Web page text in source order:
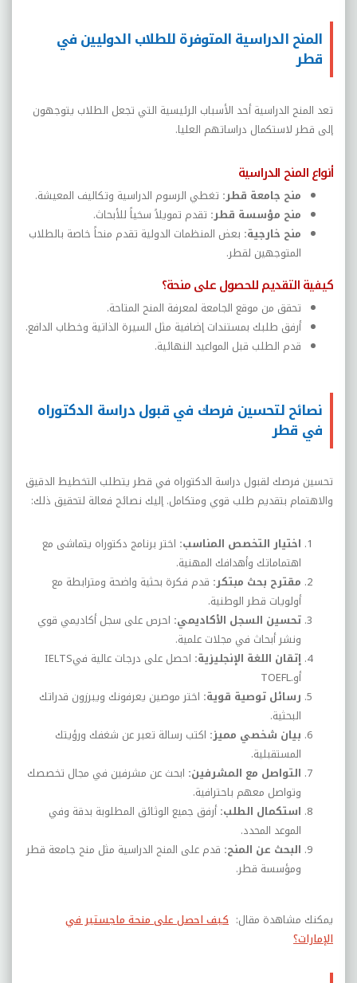
المنح الدراسية المتوفرة للطلاب الدوليين في
قطر
تعد المنح الدراسية أحد الأسباب الرئيسية التي تجعل الطلاب يتوجهون
إلى قطر لاستكمال دراساتهم العليا.
أنواع المنح الدراسية
منح جامعة قطر: تغطي الرسوم الدراسية وتكاليف المعيشة.
منح مؤسسة قطر: تقدم تمويلاً سخياً للأبحاث.
منح خارجية: بعض المنظمات الدولية تقدم منحاً خاصة بالطلاب
المتوجهين لقطر.
كيفية التقديم للحصول على منحة؟
تحقق من موقع الجامعة لمعرفة المنح المتاحة.
أرفق طلبك بمستندات إضافية مثل السيرة الذاتية وخطاب الدافع.
قدم الطلب قبل المواعيد النهائية.
نصائح لتحسين فرصك في قبول دراسة الدكتوراه
في قطر
تحسين فرصك لقبول دراسة الدكتوراه في قطر يتطلب التخطيط الدقيق
والاهتمام بتقديم طلب قوي ومتكامل. إليك نصائح فعالة لتحقيق ذلك:
اختيار التخصص المناسب: اختر برنامج دكتوراه يتماشى مع
اهتماماتك وأهدافك المهنية.
مقترح بحث مبتكر: قدم فكرة بحثية واضحة ومترابطة مع
أولويات قطر الوطنية.
تحسين السجل الأكاديمي: احرص على سجل أكاديمي قوي
ونشر أبحاث في مجلات علمية.
إتقان اللغة الإنجليزية: احصل على درجات عالية فيIELTS
أوTOEFL.
رسائل توصية قوية: اختر موصين يعرفونك ويبرزون قدراتك
البحثية.
بيان شخصي مميز: اكتب رسالة تعبر عن شغفك ورؤيتك
المستقبلية.
التواصل مع المشرفين: ابحث عن مشرفين في مجال تخصصك
وتواصل معهم باحترافية.
استكمال الطلب: أرفق جميع الوثائق المطلوبة بدقة وفي
الموعد المحدد.
البحث عن المنح: قدم على المنح الدراسية مثل منح جامعة قطر
ومؤسسة قطر.
يمكنك مشاهدة مقال: كيف احصل على منحة ماجستير في
الإمارات؟